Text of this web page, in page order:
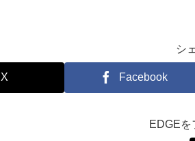
シ
X Facebook
EDGEを